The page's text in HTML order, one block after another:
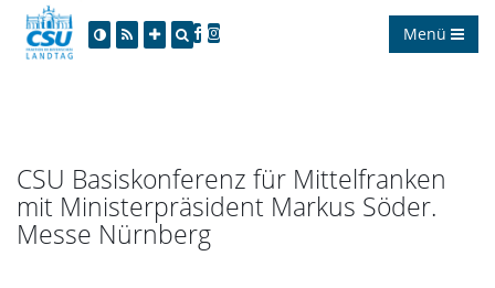
Menü
CSU Basiskonferenz für Mittelfranken
mit Ministerpräsident Markus Söder.
Messe Nürnberg